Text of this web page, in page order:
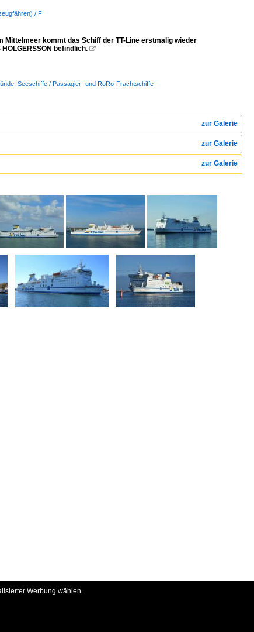
/ F
Mittelmeer kommt das Schiff der TT-Line erstmalig wieder
befindlich. 
Seeschiffe / Passagier- und RoRo-Frachtschiffe
zur Galerie
zur Galerie
zur Galerie
Werbung wählen.